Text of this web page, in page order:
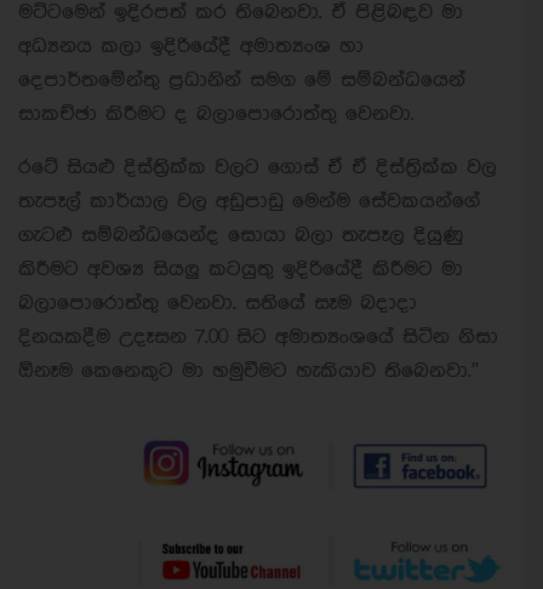
මට්ටමෙන් ඉදිරපත් කර තිබෙනවා. ඒ පිළිබඳව මා
අධ්‍යනය කලා ඉදිරියේදී අමාත්‍යංශ හා
දෙපාර්තමේන්තු ප්‍රධානින් සමග මේ සම්බන්ධයෙන්
සාකච්ඡා කිරීමට ද බලාපොරොත්තු වෙනවා.
රටේ සියළු දිස්ත්‍රික්ක වලට ගොස් ඒ ඒ දිස්ත්‍රික්ක වල
තැපෑල් කාර්යාල වල අඩුපාඩු මෙන්ම සේවකයන්ගේ
ගැටළු සම්බන්ධයෙන්ද සොයා බලා තැපෑල දියුණු
කිරීමට අවශ්‍ය සියලු කටයුතු ඉදිරියේදී කිරීමට මා
බලාපොරොත්තු වෙනවා. සතියේ සෑම බදාදා
දිනයකදීම උදෑසන 7.00 සිට අමාත්‍යංශයේ සිටින නිසා
ඕනෑම කෙනෙකුට මා හමුවීමට හැකියාව තිබෙනවා.”